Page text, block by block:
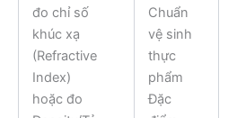
đo chỉ số
khúc xạ
(Refractive
Index)
hoặc đo
Chuẩn
vệ sinh
thực
phẩm
Đặc